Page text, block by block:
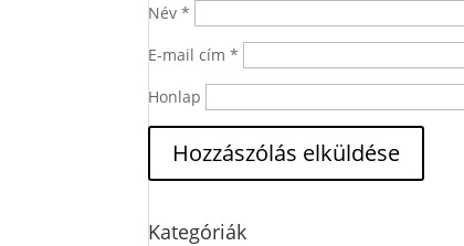
Név*
E-mail cím*
Honlap
Kategóriák